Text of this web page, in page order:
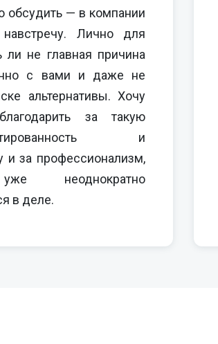
— в компании
Лично для
ли не главная причина
с вами и даже не
альтернативы. Хочу
за такую
и
и за профессионализм,
неоднократно
в деле.